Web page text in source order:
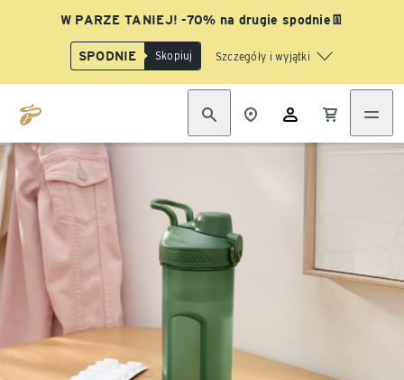
W PARZE TANIEJ! -70% na drugie spodnie👖
SPODNIE Skopiuj Szczegóły i wyjątki